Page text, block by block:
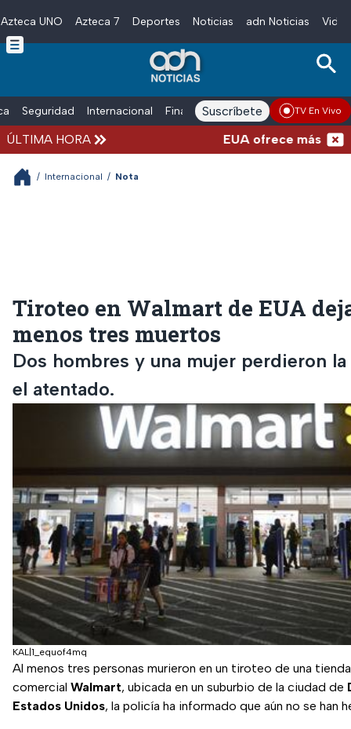
Skip to main content
Azteca UNO Azteca 7 Deportes Noticias adn Noticias
Seguridad Internacional Finanzas adn Noticias Radio
Suscríbete TV En Vivo
ÚLTIMA HORA EUA ofrece más de
/ Internacional / Nota
Tiroteo en Walmart de EUA
menos tres muertos
Dos hombres y una mujer perdieron
el atentado.
KAL|1_equof4mq
Al menos tres personas murieron en un tiroteo de una
comercial Walmart, ubicada en un suburbio de la ciudad de
Estados Unidos, la policía ha informado que aún no se han